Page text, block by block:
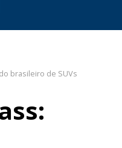
brasileiro de SUVs